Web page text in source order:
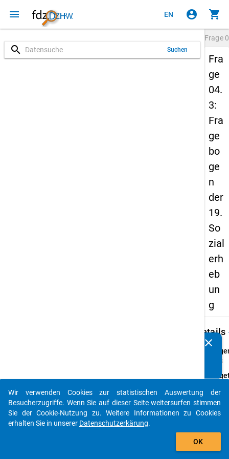
menu EN account_circle shopping_cart
search Suchen
Frage
Fra
ge
04.
3:
Fra
ge
bo
ge
n
der
19.
So
zial
erh
eb
un
g
Details
04.3
Sie in
clear
auto_stories
add_shopping_cart
Wir verwenden Cookies zur statistischen Auswertung der
Besucherzugriffe. Wenn Sie auf dieser Seite weitersurfen stimmen
Sie der Cookie-Nutzung zu. Weitere Informationen zu Cookies
erhalten Sie in unserer Datenschutzerkärung.
OK